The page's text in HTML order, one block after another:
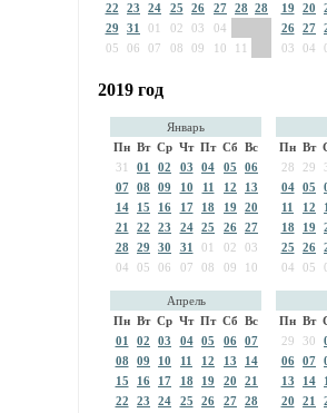
22
23 24 25 26 27 28 28
29
31 01 02 03
04
05
06 07 08 09 10 11
19
20
26
27
03
04
2019 год
Январь
Пн Вт Ср Чт Пт Сб Вс
31
01 02 03 04 05
06
07
08 09 10 11 12
13
14
15 16 17 18 19
20
21
22 23 24 25 26 27
28
29 30 31 01 02
03
04
05 06 07 08 09 10
Пн Вт
28
29
04
05
11
12
18
19
25
26
04
05
Апрель
Пн Вт Ср Чт Пт Сб Вс
01
02 03 04 05 06 07
08
09 10 11 12 13
14
15
16 17 18 19 20
21
22
23 24 25 26 27 28
Пн Вт
29
30
06
07
13
14
20
21